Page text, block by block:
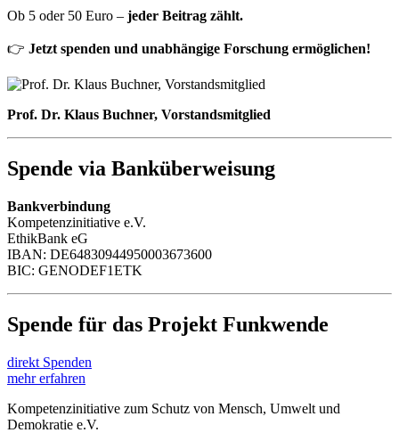
Ob 5 oder 50 Euro – jeder Beitrag zählt.
👉 Jetzt spenden und unabhängige Forschung ermöglichen!
Prof. Dr. Klaus Buchner, Vorstandsmitglied
Spende via Banküberweisung
Bankverbindung
Kompetenzinitiative e.V.
EthikBank eG
IBAN: DE64830944950003673600
BIC: GENODEF1ETK
Spende für das Projekt Funkwende
direkt Spenden
mehr erfahren
Kompetenzinitiative zum Schutz von Mensch, Umwelt und
Demokratie e.V.